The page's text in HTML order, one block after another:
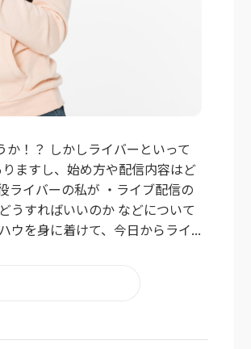
！？ しかしライバーといって
ますし、始め方や配信内容はど
ライバーの私が ・ライブ配信の
うすればいいのか などについて
ウを身に着けて、今日からライ...